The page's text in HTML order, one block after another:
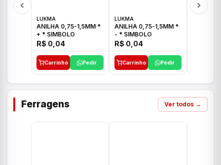
LUKMA
ANILHA 0,75-1,5MM *
+ * SIMBOLO
R$ 0,04
Carrinho Pedir
LUKMA
ANILHA 0,75-1,5MM *
- * SIMBOLO
R$ 0,04
Carrinho Pedir
Ferragens Ver todos →